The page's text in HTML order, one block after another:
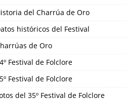
del Charrúa de Oro
históricos del Festival
de Oro
Festival de Folclore
Festival de Folclore
del 35º Festival de Folclore